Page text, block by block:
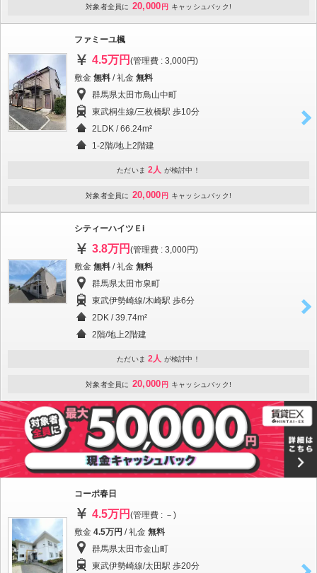
対象者全員に 20,000 円 キャッシュバック!
ファミーユ楓
4.5万円 (管理費 : 3,000円)
敷金 無料 / 礼金 無料
群馬県太田市鳥山中町
東武桐生線/三枚橋駅 歩10分
2LDK / 66.24m²
1-2階/地上2階建
ただいま 2人 が検討中！
対象者全員に 20,000 円 キャッシュバック!
シティーハイツＥi
3.8万円 (管理費 : 3,000円)
敷金 無料 / 礼金 無料
群馬県太田市泉町
東武伊勢崎線/木崎駅 歩6分
2DK / 39.74m²
2階/地上2階建
ただいま 2人 が検討中！
対象者全員に 20,000 円 キャッシュバック!
コーポ春日
4.5万円 (管理費 : －)
敷金 4.5万円 / 礼金 無料
群馬県太田市金山町
東武伊勢崎線/太田駅 歩20分